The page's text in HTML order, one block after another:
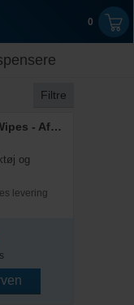
0
Filtre
Ultragrime Pro Wipes - Aftørringsservietter
og
levering